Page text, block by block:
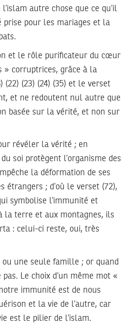
autre chose que ce qu’il
prise pour les mariages et la
et le rôle purificateur du cœur
» corruptrices, grâce à la
(23) (24) (35) et le verset
et ne redoutent nul autre que
basée sur la vérité, et non sur
révéler la vérité ; en
soi protègent l’organisme des
la déformation de ses
; d’où le verset (72),
symbolise l’immunité et
la terre et aux montagnes, ils
: celui-ci reste, oui, très
ou une seule famille ; or quand
Le choix d’un même mot «
immunité est de nous
et la vie de l’autre, car
est le pilier de l’islam.